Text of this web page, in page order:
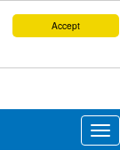
Accept